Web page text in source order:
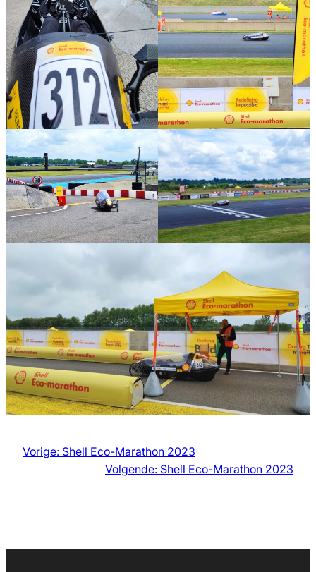
Vorige: Shell Eco-Marathon 2023
Volgende: Shell Eco-Marathon 2023